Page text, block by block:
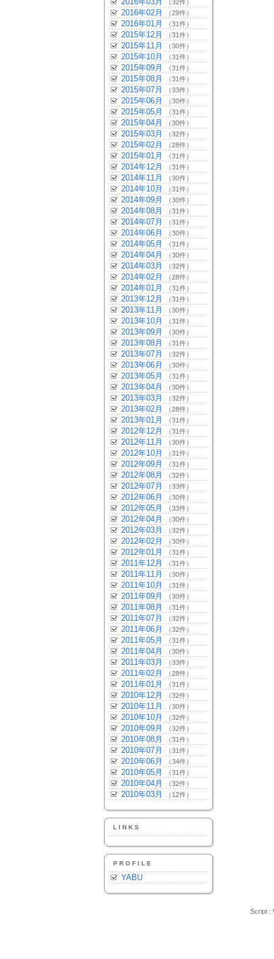
（32件）
2016年02月 （29件）
2016年01月 （31件）
2015年12月 （31件）
2015年11月 （30件）
2015年10月 （31件）
2015年09月 （31件）
2015年08月 （31件）
2015年07月 （33件）
2015年06月 （30件）
2015年05月 （31件）
2015年04月 （30件）
2015年03月 （32件）
2015年02月 （28件）
2015年01月 （31件）
2014年12月 （31件）
2014年11月 （30件）
2014年10月 （31件）
2014年09月 （30件）
2014年08月 （31件）
2014年07月 （31件）
2014年06月 （30件）
2014年05月 （31件）
2014年04月 （30件）
2014年03月 （32件）
2014年02月 （28件）
2014年01月 （31件）
2013年12月 （31件）
2013年11月 （30件）
2013年10月 （31件）
2013年09月 （30件）
2013年08月 （31件）
2013年07月 （32件）
2013年06月 （30件）
2013年05月 （31件）
2013年04月 （30件）
2013年03月 （32件）
2013年02月 （28件）
2013年01月 （31件）
2012年12月 （31件）
2012年11月 （30件）
2012年10月 （31件）
2012年09月 （31件）
2012年08月 （32件）
2012年07月 （33件）
2012年06月 （30件）
2012年05月 （33件）
2012年04月 （30件）
2012年03月 （32件）
2012年02月 （30件）
2012年01月 （31件）
2011年12月 （31件）
2011年11月 （30件）
2011年10月 （31件）
2011年09月 （30件）
2011年08月 （31件）
2011年07月 （32件）
2011年06月 （32件）
2011年05月 （31件）
2011年04月 （30件）
2011年03月 （33件）
2011年02月 （28件）
2011年01月 （31件）
2010年12月 （32件）
2010年11月 （30件）
2010年10月 （32件）
2010年09月 （32件）
2010年08月 （31件）
2010年07月 （31件）
2010年06月 （34件）
2010年05月 （31件）
2010年04月 （32件）
2010年03月 （12件）
LINKS
PROFILE
YABU
Script :